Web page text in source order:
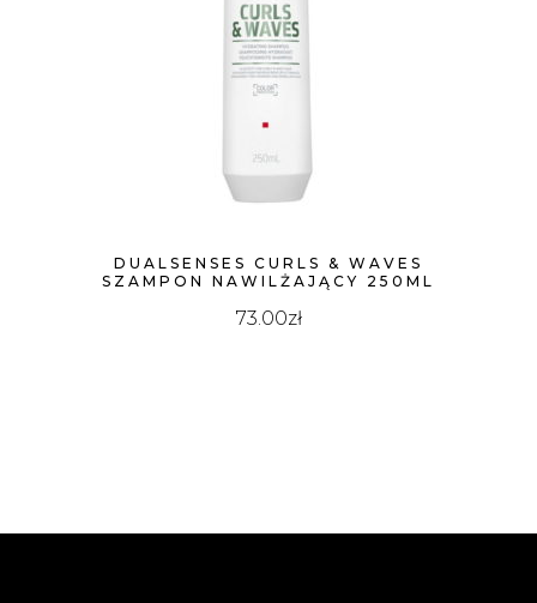
DUALSENSES CURLS & WAVES
SZAMPON NAWILŻAJĄCY 250ML
73.00zł